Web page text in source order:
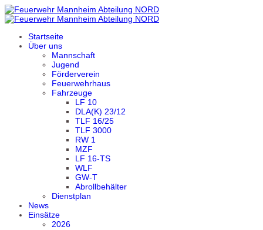
Startseite
Über uns
Mannschaft
Jugend
Förderverein
Feuerwehrhaus
Fahrzeuge
LF 10
DLA(K) 23/12
TLF 16/25
TLF 3000
RW 1
MZF
LF 16-TS
WLF
GW-T
Abrollbehälter
Dienstplan
News
Einsätze
2026